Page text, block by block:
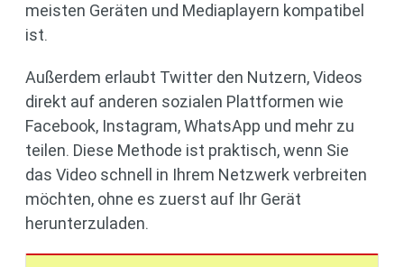
meisten Geräten und Mediaplayern kompatibel
ist.
Außerdem erlaubt Twitter den Nutzern, Videos
direkt auf anderen sozialen Plattformen wie
Facebook, Instagram, WhatsApp und mehr zu
teilen. Diese Methode ist praktisch, wenn Sie
das Video schnell in Ihrem Netzwerk verbreiten
möchten, ohne es zuerst auf Ihr Gerät
herunterzuladen.